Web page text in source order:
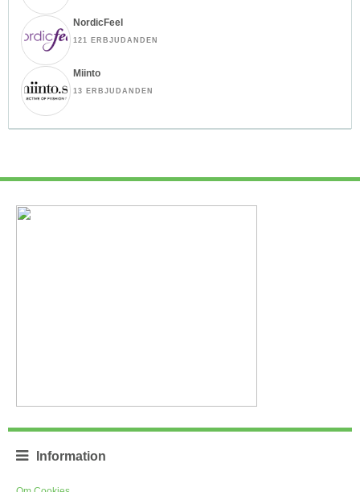
NordicFeel
121 ERBJUDANDEN
Miinto
13 ERBJUDANDEN
Information